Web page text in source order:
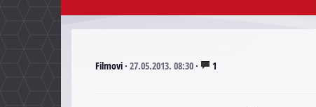
Filmovi· 27.05.2013. 08:30· 1